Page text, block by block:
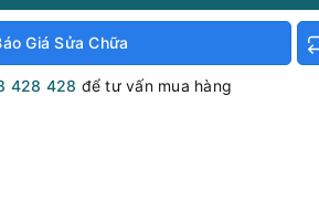
Giá Sửa Chữa
428 428 để tư vấn mua hàng